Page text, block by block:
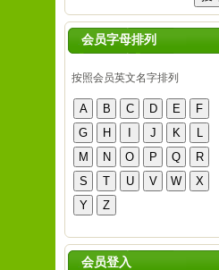
会员字母排列
按照会员英文名字排列
会员登入